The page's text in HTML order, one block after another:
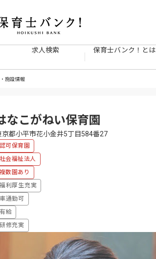
求人検索 保育士バンク！とは
施設情報
なこがねい保育園
京都小平市花小金井5丁目584番27
認可保育園
社会福祉法人
複数園あり
福利厚生充実
車通勤可
有給
研修充実